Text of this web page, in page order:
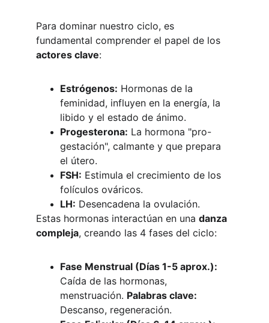
Para dominar nuestro ciclo, es
fundamental comprender el papel de los
actores clave:
Estrógenos: Hormonas de la
feminidad, influyen en la energía, la
libido y el estado de ánimo.
Progesterona: La hormona "pro-
gestación", calmante y que prepara
el útero.
FSH: Estimula el crecimiento de los
folículos ováricos.
LH: Desencadena la ovulación.
Estas hormonas interactúan en una danza
compleja, creando las 4 fases del ciclo:
Fase Menstrual (Días 1-5 aprox.):
Caída de las hormonas,
menstruación. Palabras clave:
Descanso, regeneración.